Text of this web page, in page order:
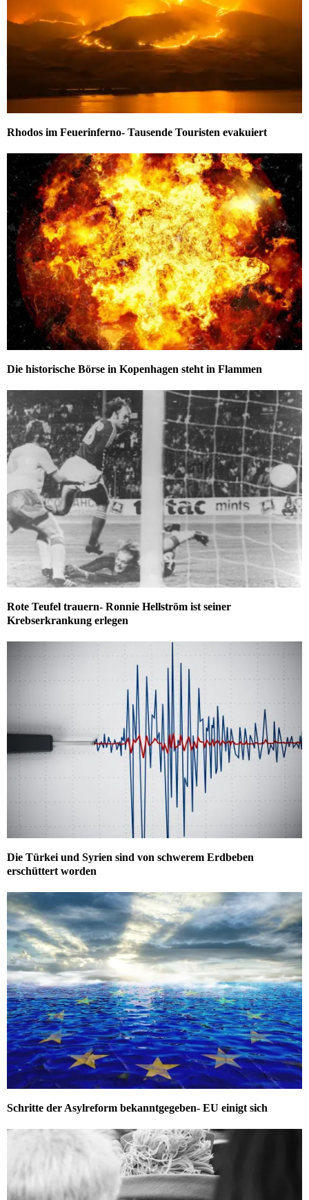
Rhodos im Feuerinferno- Tausende Touristen evakuiert
Die historische Börse in Kopenhagen steht in Flammen
Rote Teufel trauern- Ronnie Hellström ist seiner
Krebserkrankung erlegen
Die Türkei und Syrien sind von schwerem Erdbeben
erschüttert worden
Schritte der Asylreform bekanntgegeben- EU einigt sich